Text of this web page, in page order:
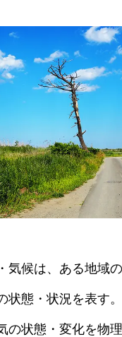
気候は、ある地域
状態・状況を表す。
の状態・変化を物